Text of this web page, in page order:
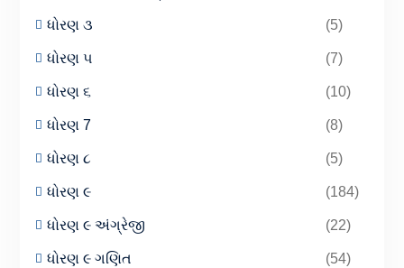
ધોરણ ૩ (5)
ધોરણ ૫ (7)
ધોરણ ૬ (10)
ધોરણ 7 (8)
ધોરણ ૮ (5)
ધોરણ ૯ (184)
ધોરણ ૯ અંગ્રેજી (22)
ધોરણ ૯ ગણિત (54)